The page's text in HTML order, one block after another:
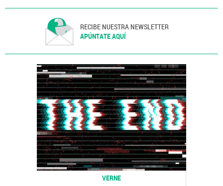
España
Comunicación
RECIBE NUESTRA NEWSLETTER
APÚNTATE AQUÍ
VERNE